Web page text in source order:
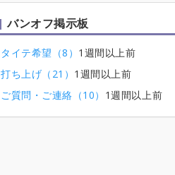
バンオフ掲示板
タイテ希望（8） 1週間以上前
打ち上げ（21） 1週間以上前
ご質問・ご連絡（10） 1週間以上前